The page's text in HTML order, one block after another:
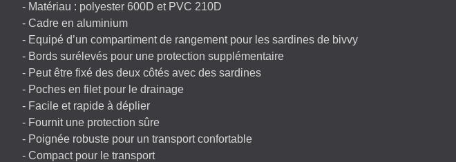
- Matériau : polyester 600D et PVC 210D
- Cadre en aluminium
- Equipé d’un compartiment de rangement pour les sardines de bivvy
- Bords surélevés pour une protection supplémentaire
- Peut être fixé des deux côtés avec des sardines
- Poches en filet pour le drainage
- Facile et rapide à déplier
- Fournit une protection sûre
- Poignée robuste pour un transport confortable
- Compact pour le transport